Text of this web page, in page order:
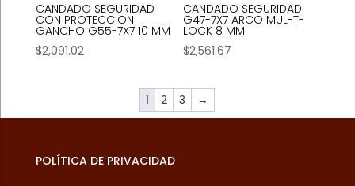
CANDADO SEGURIDAD
CON PROTECCION
GANCHO G55-7X7 10 MM
$2,091.02
CANDADO SEGURIDAD
G47-7X7 ARCO MUL-T-
LOCK 8 MM
$2,561.67
1 2 3 →
POLÍTICA DE PRIVACIDAD